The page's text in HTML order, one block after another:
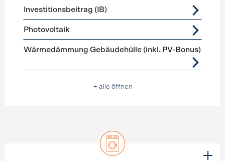
Investitionsbeitrag (IB)
Photovoltaik
Wärmedämmung Gebäudehülle (inkl. PV-Bonus)
+ alle öffnen